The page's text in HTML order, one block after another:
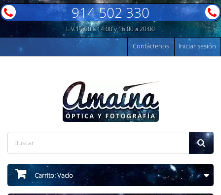
914 502 330
L-V 10:00 a 14:00 y 16:00 a 20:00
Iniciar sesión
Contáctenos
Carrito:Vacío